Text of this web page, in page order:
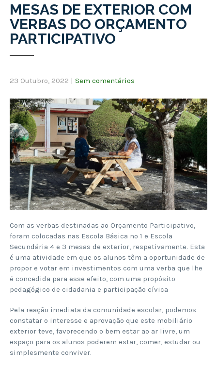
MESAS DE EXTERIOR COM
VERBAS DO ORÇAMENTO
PARTICIPATIVO
23 Outubro, 2022 | Sem comentários
Com as verbas destinadas ao Orçamento Participativo,
foram colocadas nas Escola Básica nº 1 e Escola
Secundária 4 e 3 mesas de exterior, respetivamente. Esta
é uma atividade em que os alunos têm a oportunidade de
propor e votar em investimentos com uma verba que lhe
é concedida para esse efeito, com uma propósito
pedagógico de cidadania e participação cívica
Pela reação imediata da comunidade escolar, podemos
constatar o interesse e aprovação que este mobiliário
exterior teve, favorecendo o bem estar ao ar livre, um
espaço para os alunos poderem estar, comer, estudar ou
simplesmente conviver.